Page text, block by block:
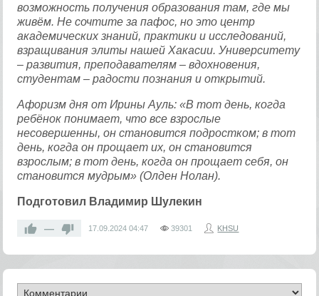
возможность получения образования там, где мы
живём. Не сочтите за пафос, но это центр
академических знаний, практики и исследований,
взращивания элиты нашей Хакасии. Университету
– развития, преподавателям – вдохновения,
студентам – радости познания и открытий.
Афоризм дня от Ирины Ауль: «В тот день, когда
ребёнок понимает, что все взрослые
несовершенны, он становится подростком; в тот
день, когда он прощает их, он становится
взрослым; в тот день, когда он прощает себя, он
становится мудрым» (Олден Нолан).
Подготовил Владимир Шулекин
— 17.09.2024 04:47 39301 KHSU